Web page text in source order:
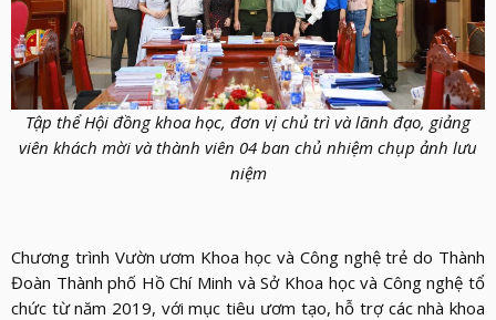
Tập thể Hội đồng khoa học, đơn vị chủ trì và lãnh đạo, giảng
viên khách mời và thành viên 04 ban chủ nhiệm chụp ảnh lưu
niệm
Chương trình Vườn ươm Khoa học và Công nghệ trẻ do Thành
Đoàn Thành phố Hồ Chí Minh và Sở Khoa học và Công nghệ tổ
chức từ năm 2019, với mục tiêu ươm tạo, hỗ trợ các nhà khoa